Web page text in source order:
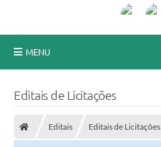
MENU
Transparência Pública
Editais de Licitações
Editais Editais de Licitações